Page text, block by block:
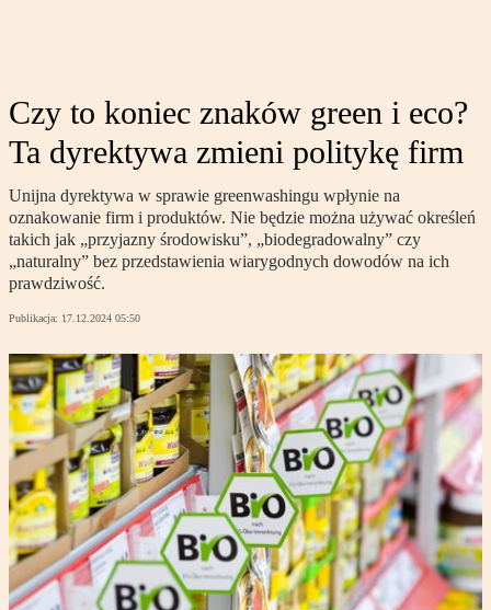
Czy to koniec znaków green i eco?
Ta dyrektywa zmieni politykę firm
Unijna dyrektywa w sprawie greenwashingu wpłynie na
oznakowanie firm i produktów. Nie będzie można używać określeń
takich jak „przyjazny środowisku”, „biodegradowalny” czy
„naturalny” bez przedstawienia wiarygodnych dowodów na ich
prawdziwość.
Publikacja: 17.12.2024 05:50